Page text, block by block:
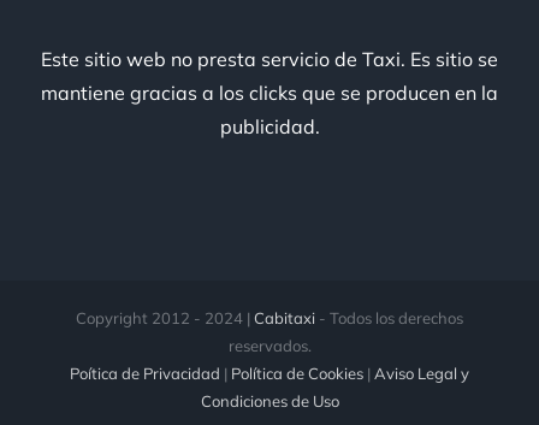
Este sitio web no presta servicio de Taxi. Es sitio se
mantiene gracias a los clicks que se producen en la
publicidad.
Copyright 2012 - 2024 | Cabitaxi - Todos los derechos
reservados.
Poítica de Privacidad | Política de Cookies | Aviso Legal y
Condiciones de Uso